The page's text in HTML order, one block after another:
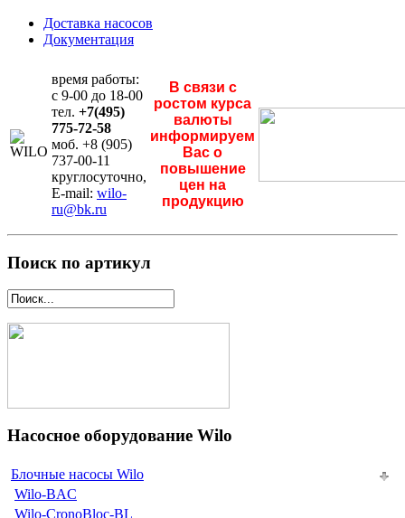
Доставка насосов
Документация
время работы:
с 9-00 до 18-00
тел. +7(495)
775-72-58
моб. +8 (905)
737-00-11
круглосуточно,
E-mail: wilo-
ru@bk.ru
В связи с
ростом курса
валюты
информируем
Вас о
повышение
цен на
продукцию
Поиск по артикул
Насосное оборудование Wilo
Блочные насосы Wilo
Wilo-BAC
Wilo-CronoBloc-BL